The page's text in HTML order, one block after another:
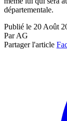
départementale.
Publié le 20 Août
Par AG
Partager l'article